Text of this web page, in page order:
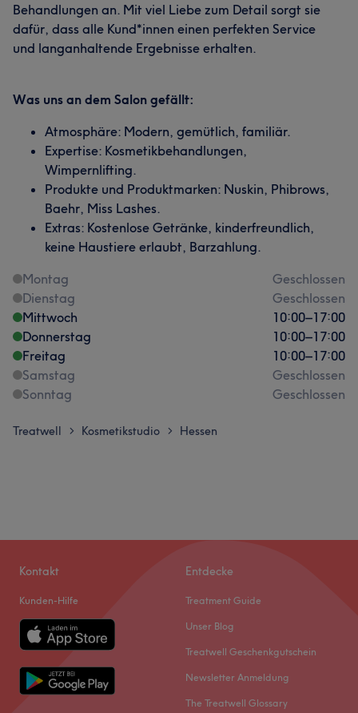
Behandlungen an. Mit viel Liebe zum Detail sorgt sie
dafür, dass alle Kund*innen einen perfekten Service
und langanhaltende Ergebnisse erhalten.
Was uns an dem Salon gefällt:
Atmosphäre: Modern, gemütlich, familiär.
Expertise: Kosmetikbehandlungen,
Wimpernlifting.
Produkte und Produktmarken: Nuskin, Phibrows,
Baehr, Miss Lashes.
Extras: Kostenlose Getränke, kinderfreundlich,
keine Haustiere erlaubt, Barzahlung.
Montag
Geschlossen
Dienstag
Geschlossen
Mittwoch
10:00–17:00
Donnerstag
10:00–17:00
Freitag
10:00–17:00
Samstag
Geschlossen
Sonntag
Geschlossen
Treatwell > Kosmetikstudio > Hessen
Kontakt
Kunden-Hilfe
Entdecke
Treatment Guide
Unser Blog
Treatwell Geschenkgutschein
Newsletter Anmeldung
The Treatwell Glossary